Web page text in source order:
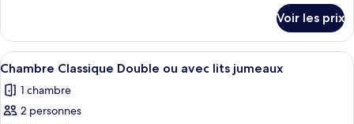
avec
lits
jumeaux,
balcon,
vue
le
type
de
Chambre
Exécutive
Voir les prix
Afficher
toutes
les
photos
Une chambre moderne avec un
3
Chambre Classique Double ou avec lits jumeaux
1 chambre
2 personnes